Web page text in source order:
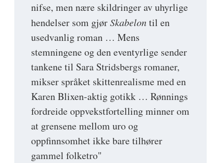
nifse, men nære skildringer av uhyrlige
hendelser som gjørSkabelontil en
usedvanlig roman … Mens
stemningene og den eventyrlige sender
tankene til Sara Stridsbergs romaner,
mikser språket skittenrealisme med en
Karen Blixen-aktig gotikk … Rønnings
fordreide oppvekstfortelling minner om
at grensene mellom uro og
oppfinnsomhet ikke bare tilhører
gammel folketro"